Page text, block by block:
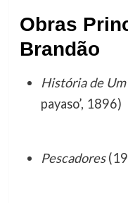
Obras
Brandão
História de Um
payaso’, 1896)
Pescadores